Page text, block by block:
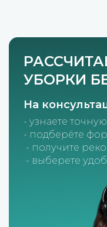
УБОРКИ
На
- узнаете
- подберёте
- получите
- выберете